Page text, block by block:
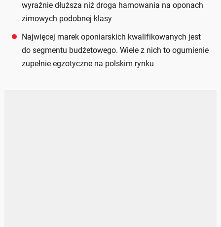
wyraźnie dłuższa niż droga hamowania na oponach
zimowych podobnej klasy
Najwięcej marek oponiarskich kwalifikowanych jest
do segmentu budżetowego. Wiele z nich to ogumienie
zupełnie egzotyczne na polskim rynku